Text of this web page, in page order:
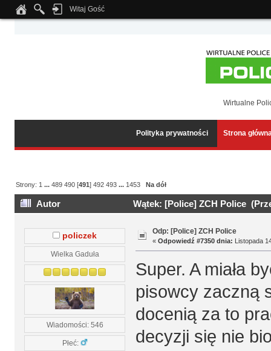
Notice: Undefined index: tapatalk_body_hook in
Witaj Gość
Wirtualne
Polityka prywatności Strona
Strony: 1 ...489 490 [491]492 493 ... 1453 Na dół
Autor Wątek: [Police] ZCH Police
policzek
Wielka Gaduła
Wiadomości: 546
Płeć:
Odp: [Police] ZCH Police
« Odpowiedź #7350 dnia: Listopada
Super. A miała
pisowcy zaczną
docenią za to
decyzji się nie